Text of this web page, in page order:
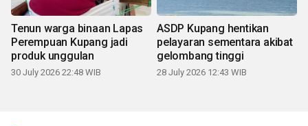
Tenun warga binaan Lapas
Perempuan Kupang jadi
produk unggulan
30 July 2026 22:48 WIB
ASDP Kupang hentikan
pelayaran sementara akibat
gelombang tinggi
28 July 2026 12:43 WIB